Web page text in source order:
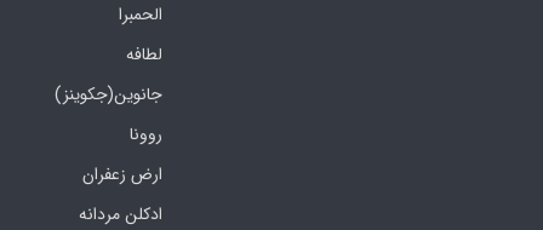
الحمبرا
لطافه
جانوین(جکوینز)
روونا
ارض زعفران
ادکلن مردانه